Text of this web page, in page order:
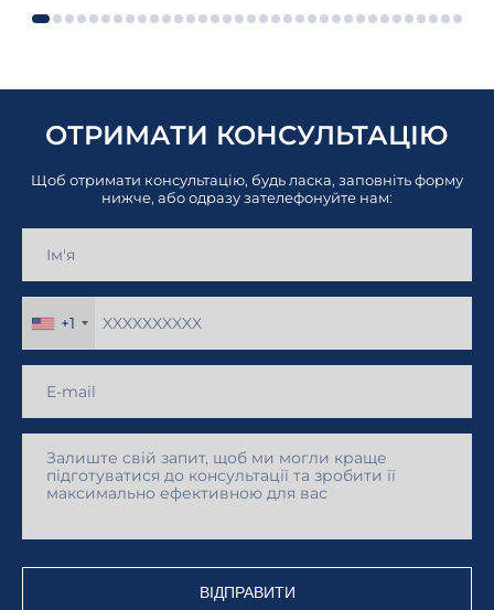
ОТРИМАТИ КОНСУЛЬТАЦІЮ
Щоб отримати консультацію, будь ласка, заповніть форму
нижче, або одразу зателефонуйте нам:
+1
ВІДПРАВИТИ